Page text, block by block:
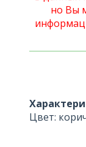
но Вы
Цвет: